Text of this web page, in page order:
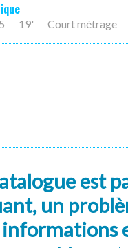
19' Court métrage
est
un
informations